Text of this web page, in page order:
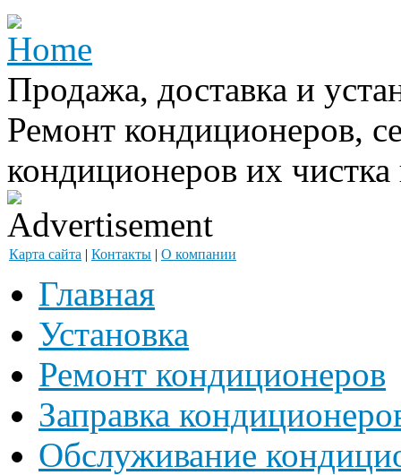
Продажа, доставка и
Ремонт кондиционеров,
кондиционеров их
Карта сайта | Контакты | О компании
Главная
Установка
Ремонт кондиционеров
Заправка
Обслуживание